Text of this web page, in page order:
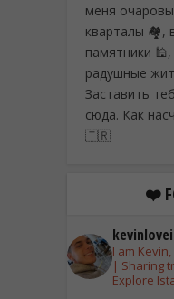
меня
кварталы 🏘️,
памятники
радушные
Заставить
сюда. Как
🇹🇷
❤️
I am
| Sharing
Explore